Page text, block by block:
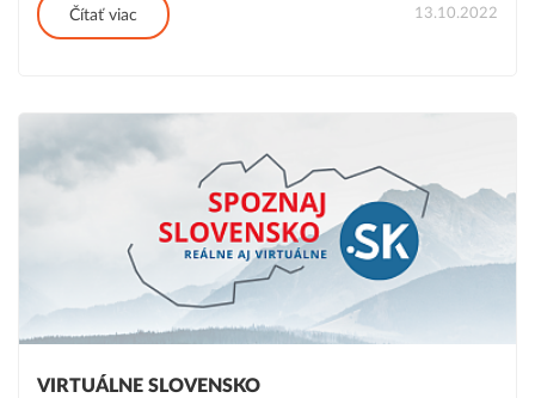
Čítať viac 13.10.2022
VIRTUÁLNE SLOVENSKO